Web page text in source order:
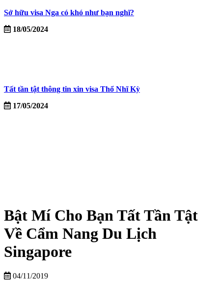
Sở hữu visa Nga có khó như bạn nghĩ?
18/05/2024
Tất tần tật thông tin xin visa Thổ Nhĩ Kỳ
17/05/2024
Bật Mí Cho Bạn Tất Tần Tật
Về Cẩm Nang Du Lịch
Singapore
04/11/2019